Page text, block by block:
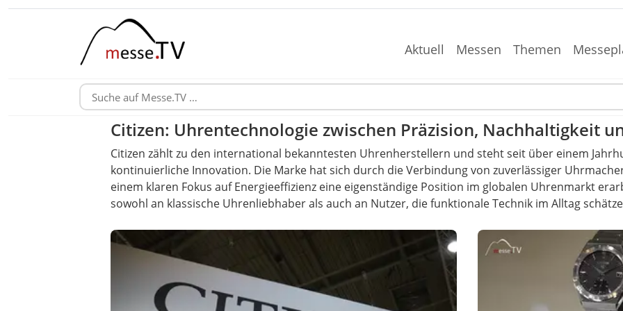
Aktuell Messen Themen
Citizen: Uhrentechnologie zwischen Präzision, Nachhaltigkeit
Citizen zählt zu den international bekanntesten Uhrenherstellern und steht seit über einem
kontinuierliche Innovation. Die Marke hat sich durch die Verbindung von zuverlässiger
einem klaren Fokus auf Energieeffizienz eine eigenständige Position im globalen Uhrenmarkt
sowohl an klassische Uhrenliebhaber als auch an Nutzer, die funktionale Technik im Alltag